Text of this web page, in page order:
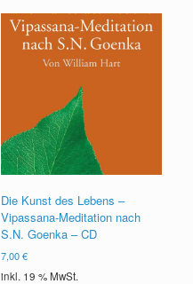
Die Kunst des Lebens –
Vipassana-Meditation nach
S.N. Goenka – CD
7,00€
inkl. 19 % MwSt.